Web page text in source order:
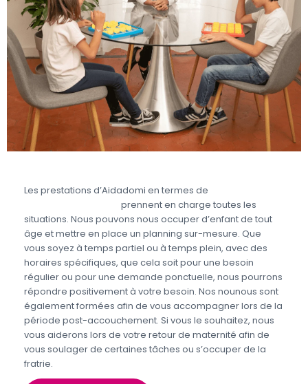
Les prestations d’Aidadomi en termes de
prennent en charge toutes les
situations. Nous pouvons nous occuper d’enfant de tout
âge et mettre en place un planning sur-mesure. Que
vous soyez à temps partiel ou à temps plein, avec des
horaires spécifiques, que cela soit pour une besoin
régulier ou pour une demande ponctuelle, nous pourrons
répondre positivement à votre besoin. Nos nounous sont
également formées afin de vous accompagner lors de la
période post-accouchement. Si vous le souhaitez, nous
vous aiderons lors de votre retour de maternité afin de
vous soulager de certaines tâches ou s’occuper de la
fratrie.